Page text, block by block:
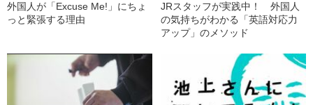
外国人が「Excuse Me!」にちょ
っと緊張する理由
JRスタッフが実践中！ 外国人
の気持ちがわかる「英語対応力
アップ」のメソッド